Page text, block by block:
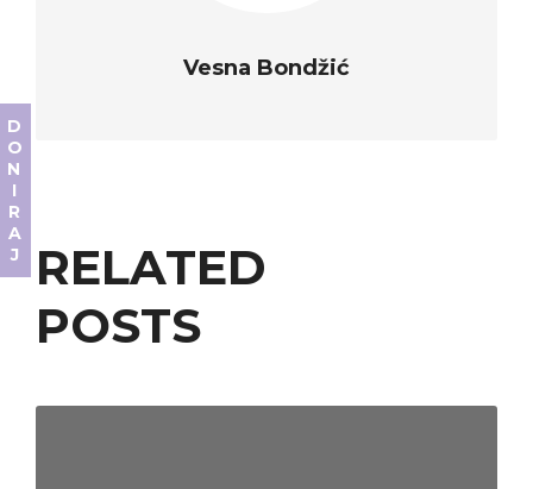
Vesna Bondžić
RELATED
POSTS
DONIRAJ